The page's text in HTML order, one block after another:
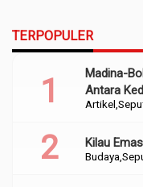
TERPOPULER
Artikel
Madina-
Antara
Budaya
Kilau